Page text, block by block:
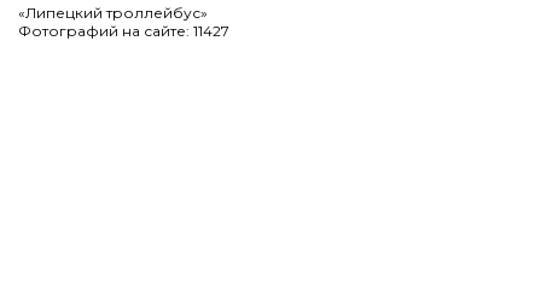
«Липецкий троллейбус»
Фотографий на сайте: 11427